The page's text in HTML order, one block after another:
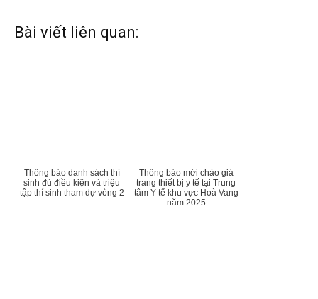
Bài viết liên quan:
Thông báo danh sách thí
sinh đủ điều kiện và triệu
tập thí sinh tham dự vòng 2
Thông báo mời chào giá
trang thiết bị y tế tại Trung
tâm Y tế khu vực Hoà Vang
năm 2025